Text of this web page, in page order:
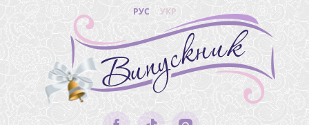
РУС УКР